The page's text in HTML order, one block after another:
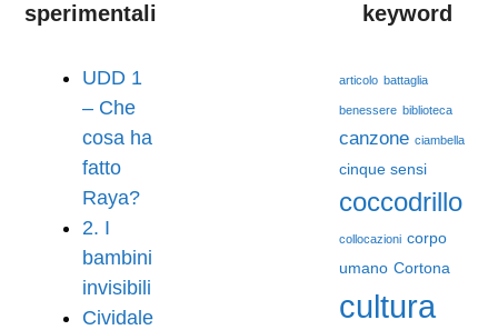
sperimentali
UDD 1
– Che
cosa ha
fatto
Raya?
2. I
bambini
invisibili
Cividale
keyword
articolo battaglia
benessere biblioteca
canzone ciambella
cinque sensi
coccodrillo
collocazioni corpo
umano Cortona
cultura